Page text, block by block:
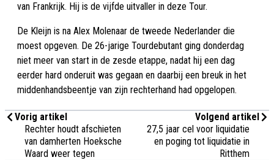
van Frankrijk. Hij is de vijfde uitvaller in deze Tour.
De Kleijn is na Alex Molenaar de tweede Nederlander die
moest opgeven. De 26-jarige Tourdebutant ging donderdag
niet meer van start in de zesde etappe, nadat hij een dag
eerder hard onderuit was gegaan en daarbij een breuk in het
middenhandsbeentje van zijn rechterhand had opgelopen.
Vorig artikel
Rechter houdt afschieten
van damherten Hoeksche
Waard weer tegen
Volgend artikel
27,5 jaar cel voor liquidatie
en poging tot liquidatie in
Ritthem